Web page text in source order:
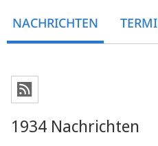
NACHRICHTEN
1934 Nachrichten